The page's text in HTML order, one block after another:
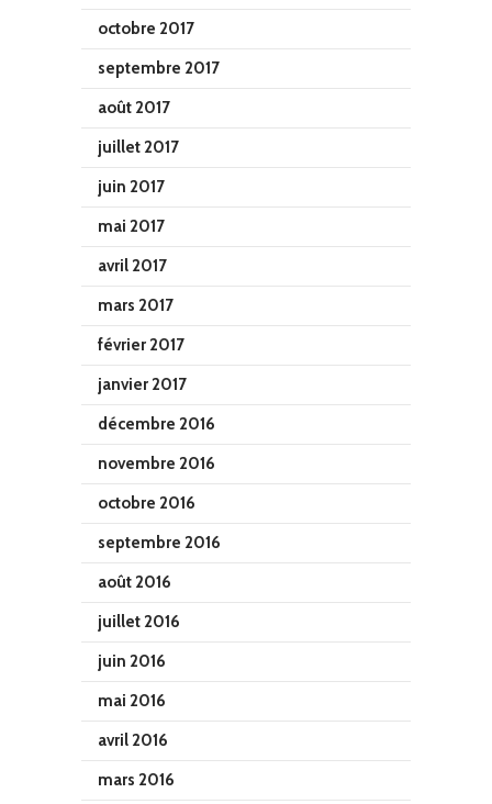
octobre 2017
septembre 2017
août 2017
juillet 2017
juin 2017
mai 2017
avril 2017
mars 2017
février 2017
janvier 2017
décembre 2016
novembre 2016
octobre 2016
septembre 2016
août 2016
juillet 2016
juin 2016
mai 2016
avril 2016
mars 2016